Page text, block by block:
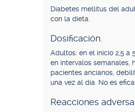
Diabetes mellitus del
con la dieta.
Dosificación.
Adultos: en el inicio 2,5 a
en intervalos semanales,
pacientes ancianos,
una vez al día. No es
Reacciones